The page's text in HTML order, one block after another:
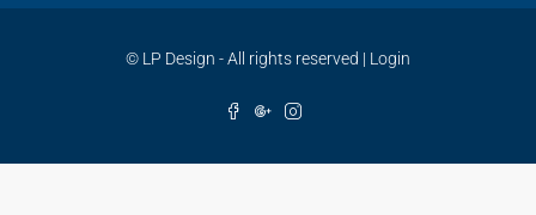
© LP Design - All rights reserved | Login